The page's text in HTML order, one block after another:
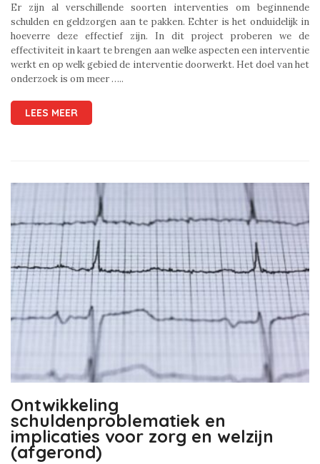
Er zijn al verschillende soorten interventies om beginnende
schulden en geldzorgen aan te pakken. Echter is het onduidelijk in
hoeverre deze effectief zijn. In dit project proberen we de
effectiviteit in kaart te brengen aan welke aspecten een interventie
werkt en op welk gebied de interventie doorwerkt. Het doel van het
onderzoek is om meer …..
LEES MEER
Ontwikkeling
schuldenproblematiek en
implicaties voor zorg en welzijn
(afgerond)